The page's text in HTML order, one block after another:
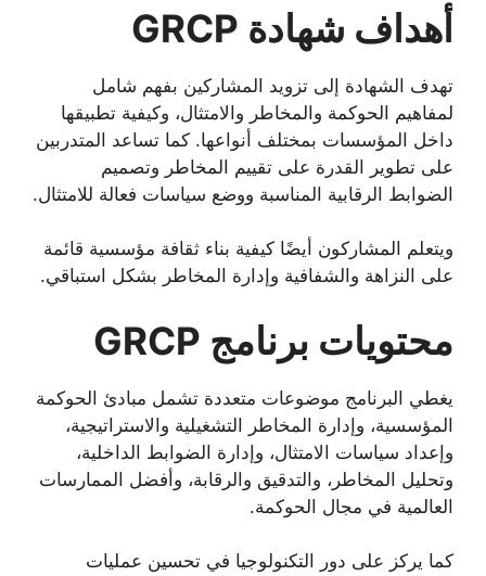
أهداف شهادة GRCP
تهدف الشهادة إلى تزويد المشاركين بفهم شامل
لمفاهيم الحوكمة والمخاطر والامتثال، وكيفية تطبيقها
داخل المؤسسات بمختلف أنواعها. كما تساعد المتدربين
على تطوير القدرة على تقييم المخاطر وتصميم
الضوابط الرقابية المناسبة ووضع سياسات فعالة للامتثال.
ويتعلم المشاركون أيضًا كيفية بناء ثقافة مؤسسية قائمة
على النزاهة والشفافية وإدارة المخاطر بشكل استباقي.
محتويات برنامج GRCP
يغطي البرنامج موضوعات متعددة تشمل مبادئ الحوكمة
المؤسسية، وإدارة المخاطر التشغيلية والاستراتيجية،
وإعداد سياسات الامتثال، وإدارة الضوابط الداخلية،
وتحليل المخاطر، والتدقيق والرقابة، وأفضل الممارسات
العالمية في مجال الحوكمة.
كما يركز على دور التكنولوجيا في تحسين عمليات